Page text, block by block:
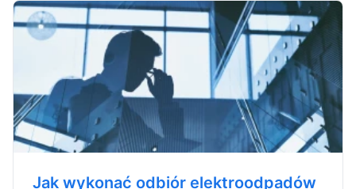
Jak wykonać odbiór elektroodpadów